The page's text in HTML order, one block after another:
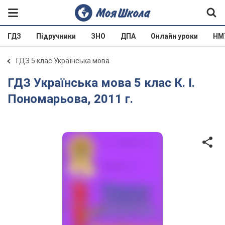
ГДЗ Підручники ЗНО ДПА Онлайн уроки
ГДЗ 5 клас Українська мова
ГДЗ Українська мова 5 клас К. І.
Пономарьова, 2011 г.